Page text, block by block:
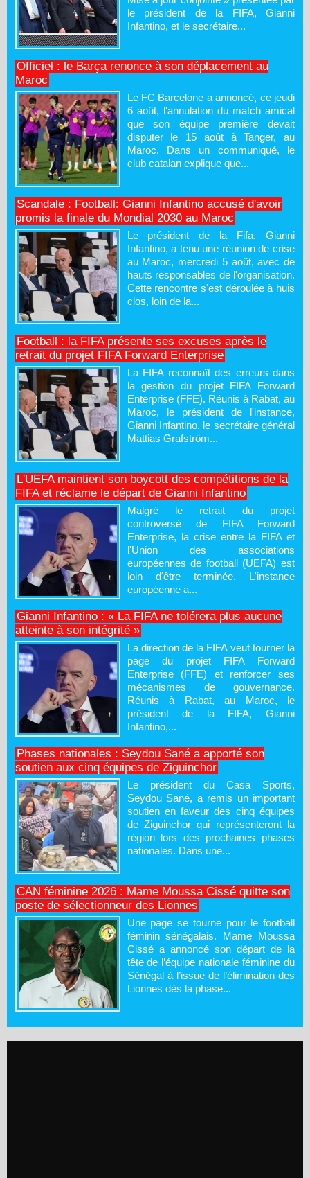
le président de la FIFA, Gianni
Infantino, et le secrétaire...
Officiel : le Barça renonce à son déplacement au
Maroc
Le FC Barcelone a annoncé, ce jeudi
6 août, l'annulation du match amical
que son équipe première devait
disputer le 15 août à Tanger, au
Maroc. Dans un communiqué, le
club catalan explique que...
Scandale : Football: Gianni Infantino accusé d'avoir
promis la finale du Mondial 2030 au Maroc
Le président de la Fifa, Gianni
Infantino, a tenu une réunion de crise
au Maroc, mercredi 5 août, avec de
hauts responsables de l'organisation.
Cette rencontre s'est déroulée à huis
clos, loin de la...
Football : la FIFA présente ses excuses après le
retrait du projet FIFA Forward Enterprise
La FIFA reconnaît des erreurs dans
la gestion du projet FIFA Forward
Enterprise (FFE). Réunis à Rabat, au
Maroc, le président de l'instance,
Gianni Infantino, le secrétaire général
Mattias Grafström...
L'UEFA maintient son boycott des compétitions de la
FIFA et réclame le départ de Gianni Infantino
Malgré le retrait du projet
controversé de FIFA Forward
Enterprise, la crise entre la FIFA et
l'Union des associations
européennes de football (UEFA) est
loin d'être terminée. L'instance
européenne a...
Gianni Infantino : « La FIFA ne tolérera plus aucune
atteinte à son intégrité »
La direction de la FIFA veut tourner la
page du projet FIFA Forward
Enterprise (FFE) et renforcer ses
mécanismes de gouvernance.
Réunis à Rabat, au Maroc, le
président de la FIFA, Gianni
Infantino,...
Phases nationales : Seydou Sané a apporté son
soutien aux cinq équipes de Ziguinchor
Le président du Casa Sports,
Seydou Sané, a remis un important
soutien en faveur des cinq équipes
de Ziguinchor qui représenteront la
région lors des prochaines phases
nationales. Dans une...
CAN féminine 2026 : Mame Moussa Cissé quitte son
poste de sélectionneur des Lionnes
Une page se tourne pour le football
féminin sénégalais. Mame Moussa
Cissé a annoncé son départ de la
tête de l’équipe nationale féminine du
Sénégal à l’issue de l’élimination des
Lionnes dès la phase...